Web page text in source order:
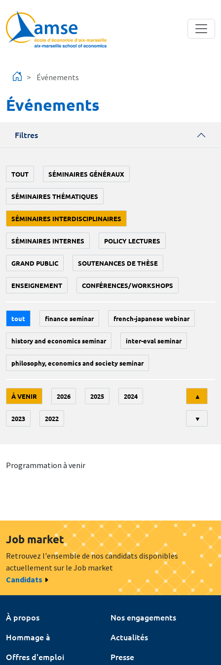
Événements
Événements
Filtres
TOUT SÉMINAIRES GÉNÉRAUX
SÉMINAIRES THÉMATIQUES
SÉMINAIRES INTERDISCIPLINAIRES
SÉMINAIRES INTERNES POLICY LECTURES
GRAND PUBLIC SOUTENANCES DE THÈSE
ENSEIGNEMENT CONFÉRENCES/WORKSHOPS
tout finance seminar french-japanese webinar
history and economics seminar inter-eval seminar
philosophy, economics and society seminar
À VENIR 2026 2025 2024
2023 2022
▲
▼
Programmation à venir
Job market
Retrouvez l'ensemble de nos candidats disponibles
actuellement sur le Job market
Candidats
À propos
Nos engagements
Hommage à
Actualités
Offres d'emploi
Presse